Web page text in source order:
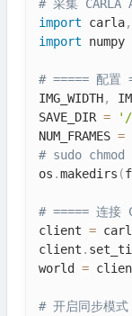
# 采集
import carla,
import numpy
# ===== 配置
IMG_WIDTH,
SAVE_DIR =
'/
NUM_FRAMES =
# sudo
os .makedirs (f
# ===== 连接
client =
client .
world =
# 开启同步模式